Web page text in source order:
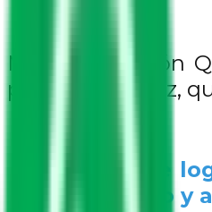
Miguel Calderón
promover la paz,
“Es posible
de empeño y